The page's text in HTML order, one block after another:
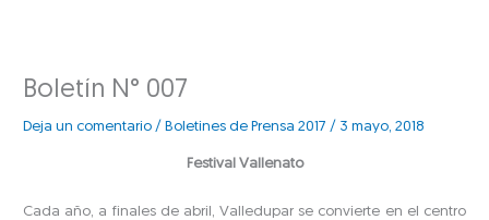
Boletín N° 007
Deja un comentario / Boletines de Prensa 2017 / 3 mayo, 2018
Festival Vallenato
Cada año, a finales de abril, Valledupar se convierte en el centro